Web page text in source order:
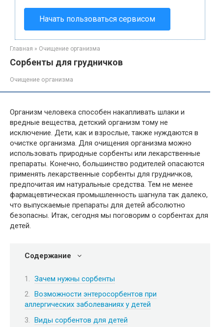
Начать пользоваться сервисом
Главная » Очищение организма
Сорбенты для грудничков
Очищение организма
Организм человека способен накапливать шлаки и
вредные вещества, детский организм тому не
исключение. Дети, как и взрослые, также нуждаются в
очистке организма. Для очищения организма можно
использовать природные сорбенты или лекарственные
препараты. Конечно, большинство родителей опасаются
применять лекарственные сорбенты для грудничков,
предпочитая им натуральные средства. Тем не менее
фармацевтическая промышленность шагнула так далеко,
что выпускаемые препараты для детей абсолютно
безопасны. Итак, сегодня мы поговорим о сорбентах для
детей.
Содержание
Зачем нужны сорбенты
Возможности энтеросорбентов при
аллергических заболеваниях у детей
Виды сорбентов для детей